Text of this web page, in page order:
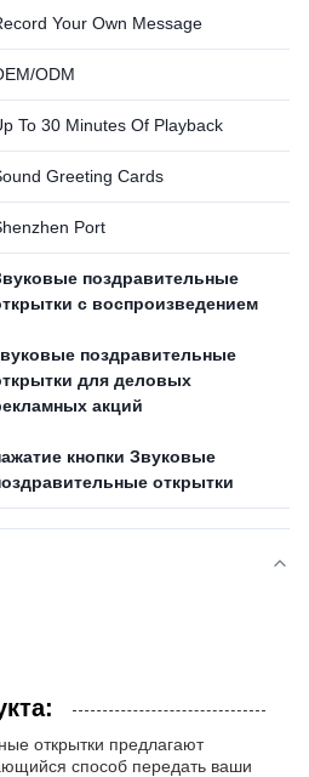
Your Own Message
ODM
To 30 Minutes Of Playback
Greeting Cards
Port
поздравительные
с воспроизведением
поздравительные
для деловых
акций
кнопки Звуковые
открытки
открытки предлагают
способ передать ваши